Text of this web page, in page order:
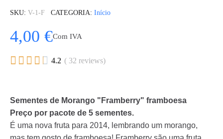
SKU V-1-F CATEGORIA Início
4,00 €Com IVA
     4.2 ( 32 reviews)
Sementes de Morango "Framberry" framboesa
Preço por pacote de 5 sementes.
É uma nova fruta para 2014, lembrando um morango,